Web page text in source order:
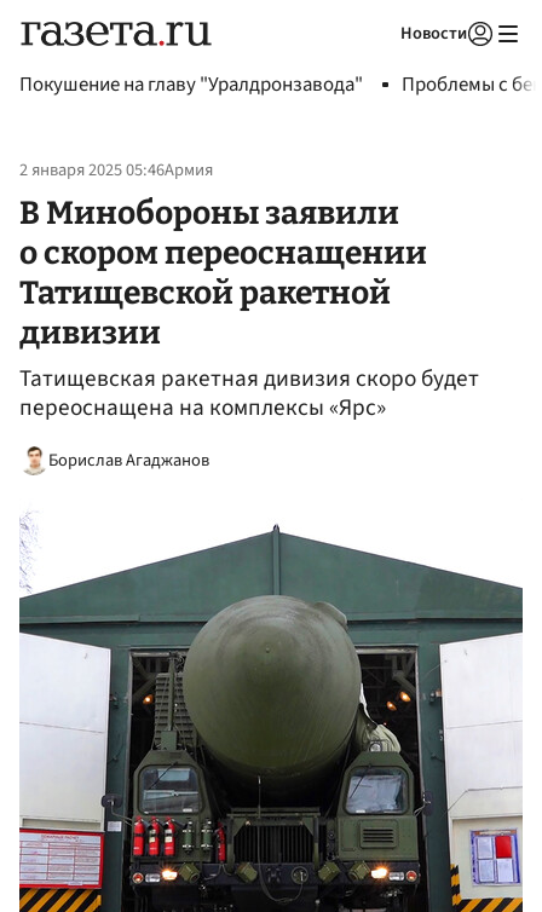
Новости
Покушение на главу "Уралдронзавода" Проблемы с
2 января 2025 05:46Армия
В Минобороны заявили
о скором переоснащении
Татищевской ракетной
дивизии
Татищевская ракетная дивизия скоро будет
переоснащена на комплексы «Ярс»
Борислав Агаджанов